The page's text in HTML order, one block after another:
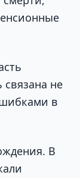
не
в
В